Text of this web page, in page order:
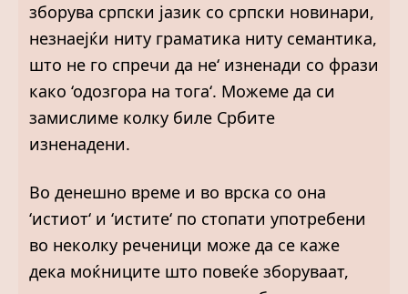
зборува српски јазик со српски новинари,
незнаејќи ниту граматика ниту семантика,
што не го спречи да не‘ изненади со фрази
како ‘одозгора на тога‘. Можеме да си
замислиме колку биле Србите
изненадени.
Во денешно време и во врска со она
‘истиот‘ и ‘истите‘ по стопати употребени
во неколку реченици може да се каже
дека моќниците што повеќе зборуваат,